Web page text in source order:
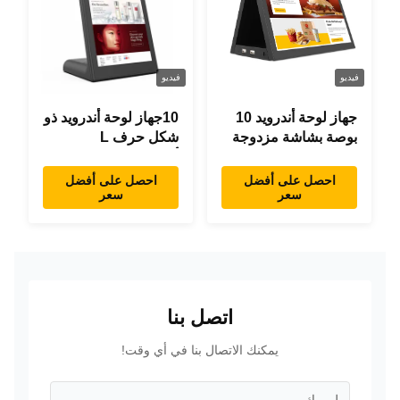
فيديو
جهاز لوحة أندرويد 10
بوصة بشاشة مزدوجة
POE إعلانات جهاز
كمبيوتر لوحي
احصل على أفضل
سعر
فيديو
10جهاز لوحة أندرويد ذو
شكل حرف L
جهاز لوحة IPS جهاز
لوحة لمس للمطعم
احصل على أفضل
سعر
اتصل بنا
يمكنك الاتصال بنا في أي وقت!